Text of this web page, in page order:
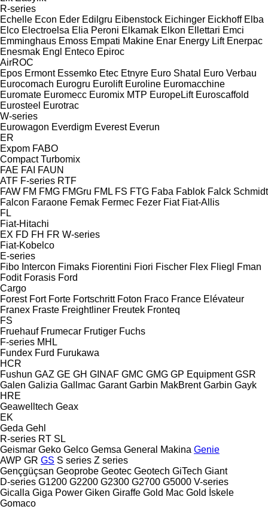
R-series
Echelle Econ Eder Edilgru Eibenstock Eichinger Eickhoff Elba
Elco Electroelsa Elia Peroni Elkamak Elkon Ellettari Emci
Emminghaus Emoss Empati Makine Enar Energy Lift Enerpac
Enesmak Engl Enteco Epiroc
AirROC
Epos Ermont Essemko Etec Etnyre Euro Shatal
Euro Verbau
Eurocomach Eurogru Eurolift Euroline Euromacchine
Euromate Euromecc Euromix MTP EuropeLift Euroscaffold
Eurosteel Eurotrac
W-series
Eurowagon Everdigm Everest Everun
ER
Expom FABO
Compact Turbomix
FAE FAI FAUN
ATF F-series RTF
FAW FM FMG FMGru FML FS FTG Faba Fablok Falck Schmidt
Falcon Faraone Femak Fermec Fezer Fiat Fiat-Allis
FL
Fiat-Hitachi
EX FD FH FR W-series
Fiat-Kobelco
E-series
Fibo Intercon Fimaks Fiorentini Fiori Fischer Flex Fliegl
Fman
Fodit Forasis Ford
Cargo
Forest Fort Forte Fortschritt Foton Fraco France Elévateur
Franex Fraste Freightliner Freutek Fronteq
FS
Fruehauf Frumecar Frutiger Fuchs
F-series MHL
Fundex Furd Furukawa
HCR
Fushun GAZ GE GH GINAF GMC GMG GP Equipment GSR
Galen Galizia Gallmac Garant Garbin MakBrent Garbin Gayk
HRE
Geawelltech Geax
EK
Geda Gehl
R-series RT SL
Geismar Geko Gelco Gemsa General Makina Genie
AWP GR GS S series Z series
Gençgüçsan Geoprobe Geotec Geotech GiTech Giant
D-series G1200 G2200 G2300 G2700 G5000 V-series
Gicalla Giga Power Giken Giraffe Gold Mac Gold İskele
Gomaco